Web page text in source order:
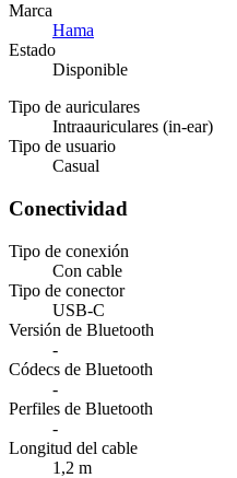
Marca
Hama
Estado
Disponible
Tipo de auriculares
Intraauriculares (in-ear)
Tipo de usuario
Casual
Conectividad
Tipo de conexión
Con cable
Tipo de conector
USB-C
Versión de Bluetooth
-
Códecs de Bluetooth
-
Perfiles de Bluetooth
-
Longitud del cable
1,2 m